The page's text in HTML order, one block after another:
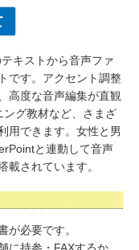
キストから音声ファ
です。アクセント調整
高度な音声編集が直観
グ教材など、さまざ
用できます。女性と男
と連動して音声
載されています。
が必要です。